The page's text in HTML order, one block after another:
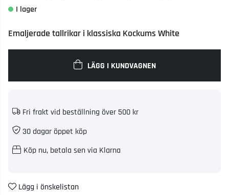
Emaljerade tallrikar i klassiska Kockums White
LÄGG I KUNDVAGNEN
Fri frakt vid beställning över 500 kr
30 dagar öppet köp
Köp nu, betala sen via Klarna
Lägg i önskelistan